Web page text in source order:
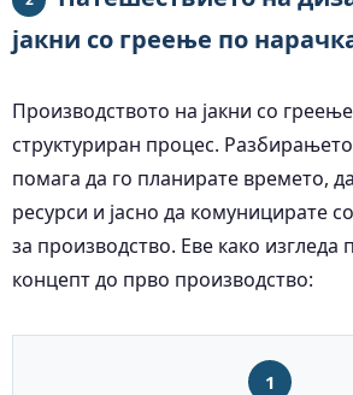
јакни со греење по
Производството на јакни со
структуриран процес.
помага да го планирате времето,
ресурси и јасно да комуницирате
за производство. Еве како изгледа
концепт до прво производство:
1